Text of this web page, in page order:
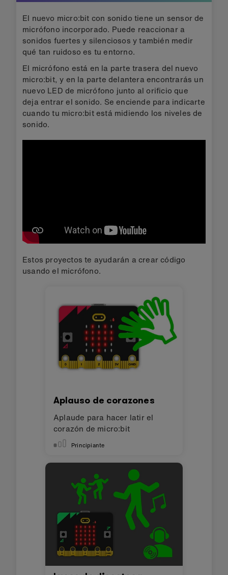
El nuevo micro:bit con sonido tiene un sensor de
micrófono incorporado. Puede reaccionar a
sonidos fuertes y silenciosos y también medir
qué tan ruidoso es tu entorno.
El micrófono está en la parte trasera del nuevo
micro:bit, y en la parte delantera encontrarás un
nuevo LED de micrófono junto al orificio que
deja entrar el sonido. Se enciende para indicarte
cuando tu micro:bit está midiendo los niveles de
sonido.
Estos proyectos te ayudarán a crear código
usando el micrófono.
Aplauso de corazones
Aplaude para hacer latir el
corazón de micro:bit
Principiante